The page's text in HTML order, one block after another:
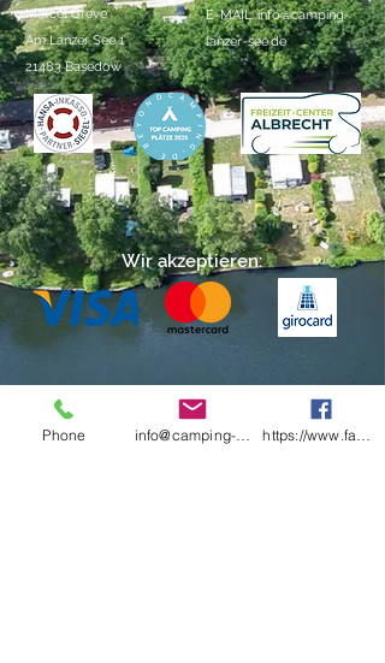
Marcel Greve
Am Lanzer See 1
21483 Basedow
E-MAIL:info@camping-
lanzer-see.de
Wir akzeptieren:
Unser Prospekt und Lageplan:
Phone